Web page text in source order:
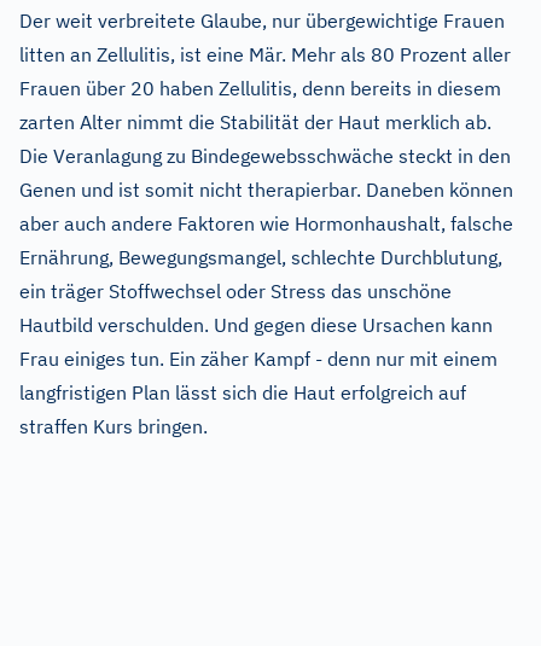
Der weit verbreitete Glaube, nur übergewichtige Frauen
litten an Zellulitis, ist eine Mär. Mehr als 80 Prozent aller
Frauen über 20 haben Zellulitis, denn bereits in diesem
zarten Alter nimmt die Stabilität der Haut merklich ab.
Die Veranlagung zu Bindegewebsschwäche steckt in den
Genen und ist somit nicht therapierbar. Daneben können
aber auch andere Faktoren wie Hormonhaushalt, falsche
Ernährung, Bewegungsmangel, schlechte Durchblutung,
ein träger Stoffwechsel oder Stress das unschöne
Hautbild verschulden. Und gegen diese Ursachen kann
Frau einiges tun. Ein zäher Kampf - denn nur mit einem
langfristigen Plan lässt sich die Haut erfolgreich auf
straffen Kurs bringen.